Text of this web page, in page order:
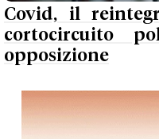
Covid, il
cortocircuito
opposizione